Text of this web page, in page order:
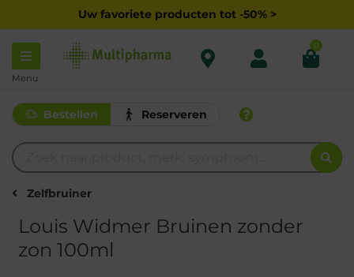
Uw favoriete producten tot -50% >
Menu
0
Bestellen Reserveren
Zelfbruiner
Louis Widmer Bruinen zonder
zon 100ml